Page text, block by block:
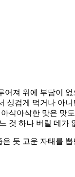
져 위에 부담이
겁게 먹거나 아
삭아삭한 맛은
것 하나 버릴 데가
듯 고운 자태를